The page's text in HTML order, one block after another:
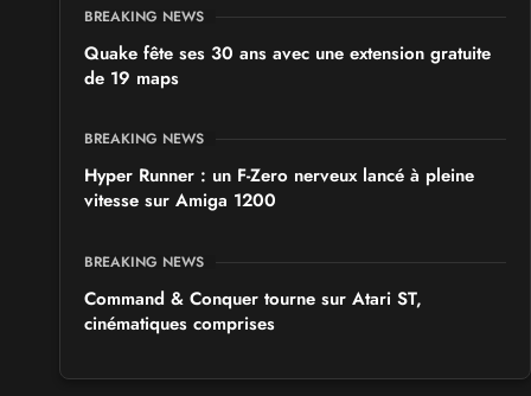
BREAKING NEWS
Quake fête ses 30 ans avec une extension gratuite
de 19 maps
BREAKING NEWS
Hyper Runner : un F-Zero nerveux lancé à pleine
vitesse sur Amiga 1200
BREAKING NEWS
Command & Conquer tourne sur Atari ST,
cinématiques comprises